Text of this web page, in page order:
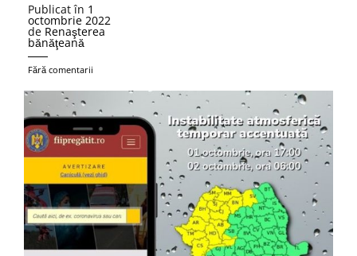
Publicat în 1
octombrie 2022
de Renaşterea
bănăţeană
Fără comentarii